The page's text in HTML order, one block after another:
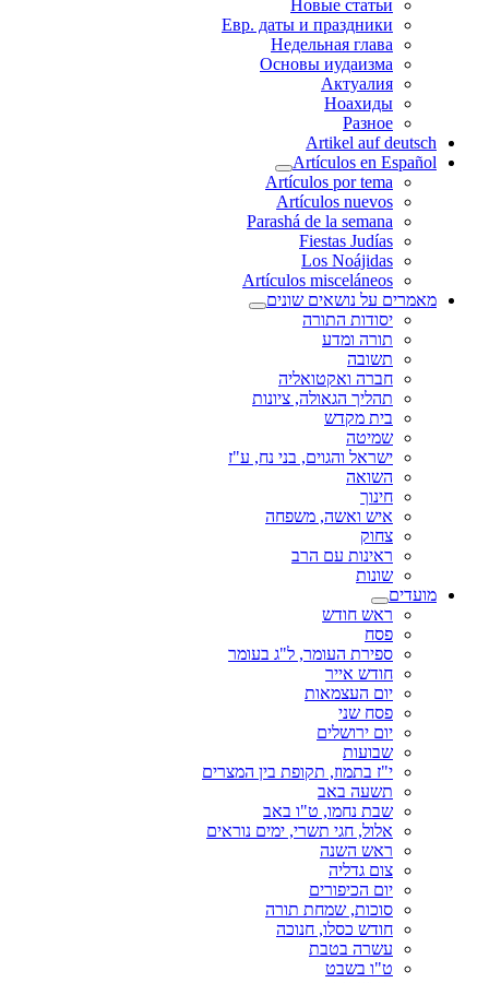
Новые статьи
Евр. даты и праздники
Недельная глава
Основы иудаизма
Актуалия
Ноахиды
Разное
Artikel auf deutsch
Artículos en Español
Artículos por tema
Artículos nuevos
Parashá de la semana
Fiestas Judías
Los Noájidas
Artículos misceláneos
מאמרים על נושאים שונים
יסודות התורה
תורה ומדע
תשובה
חברה ואקטואליה
תהליך הגאולה, ציונות
בית מקדש
שמיטה
ישראל והגוים, בני נח, ע"ז
השואה
חינוך
איש ואשה, משפחה
צחוק
ראינות עם הרב
שונות
מועדים
ראש חודש
פסח
ספירת העומר, ל"ג בעומר
חודש אייר
יום העצמאות
פסח שני
יום ירושלים
שבועות
י"ז בתמוז, תקופת בין המצרים
תשעה באב
שבת נחמו, ט"ו באב
אלול, חגי תשרי, ימים נוראים
ראש השנה
צום גדליה
יום הכיפורים
סוכות, שמחת תורה
חודש כסלו, חנוכה
עשרה בטבת
ט"ו בשבט